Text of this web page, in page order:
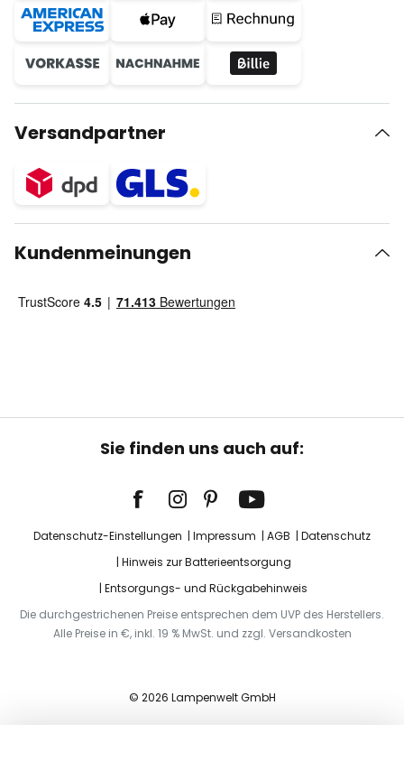
Versandpartner
Kundenmeinungen
Sie finden uns auch auf:
Datenschutz-Einstellungen Impressum AGB
Datenschutz
Hinweis zur Batterieentsorgung
Entsorgungs- und Rückgabehinweis
Die durchgestrichenen Preise entsprechen dem UVP des Herstellers.
Alle Preise in €, inkl. 19 % MwSt. und zzgl. Versandkosten
© 2026 Lampenwelt GmbH